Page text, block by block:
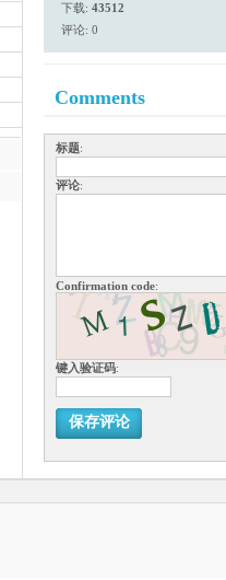
下载: 43512
评论: 0
Comments
标题:
评论:
Confirmation code:
键入验证码:
保存评论